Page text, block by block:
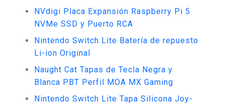
NVdigi Placa Expansión Raspberry Pi 5
NVMe SSD y Puerto RCA
Nintendo Switch Lite Batería de repuesto
Li-ion Original
Naught Cat Tapas de Tecla Negra y
Blanca PBT Perfil MOA MX Gaming
Nintendo Switch Lite Tapa Silicona Joy-